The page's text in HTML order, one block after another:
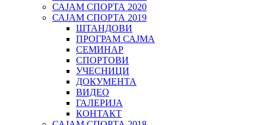
САЈАМ СПОРТА 2020
САЈАМ СПОРТА 2019
ШТАНДОВИ
ПРОГРАМ САЈМА
СЕМИНАР
СПОРТОВИ
УЧЕСНИЦИ
ДОКУМЕНТА
ВИДЕО
ГАЛЕРИЈА
КОНТАКТ